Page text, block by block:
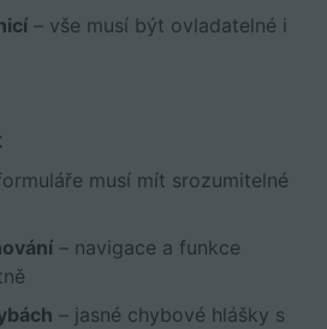
– vše musí být ovladatelné i
musí mít srozumitelné
– navigace a funkce
– jasné chybové hlášky s